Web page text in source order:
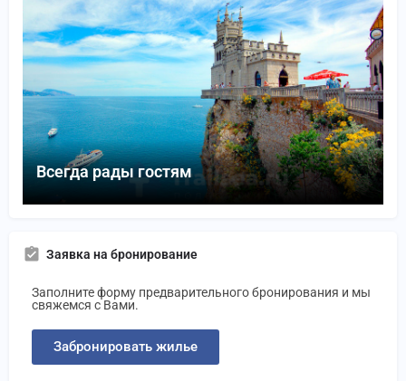
Всегда рады гостям
Заявка на бронирование
Заполните форму предварительного бронирования и мы
свяжемся с Вами.
Забронировать жилье